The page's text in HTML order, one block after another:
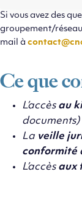
Si vous avez des
groupement/
mail à
Ce que
L’accès au
documents)
La veille
conformité
L’accès aux